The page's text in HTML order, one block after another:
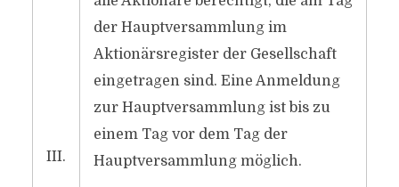
III.
der Hauptversammlung im
Aktionärsregister der Gesellschaft
eingetragen sind. Eine Anmeldung
zur Hauptversammlung ist bis zu
einem Tag vor dem Tag der
Hauptversammlung möglich.